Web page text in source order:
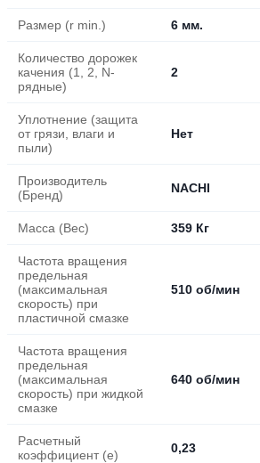
Размер (r min.) 6 мм.
Количество дорожек
качения (1, 2, N-
рядные)
2
Уплотнение (защита
от грязи, влаги и
пыли)
Нет
Производитель
(Бренд)
NACHI
Масса (Вес) 359 Кг
Частота вращения
предельная
(максимальная
скорость) при
пластичной смазке
510 об/мин
Частота вращения
предельная
(максимальная
скорость) при жидкой
смазке
640 об/мин
Расчетный
коэффициент (e)
0,23